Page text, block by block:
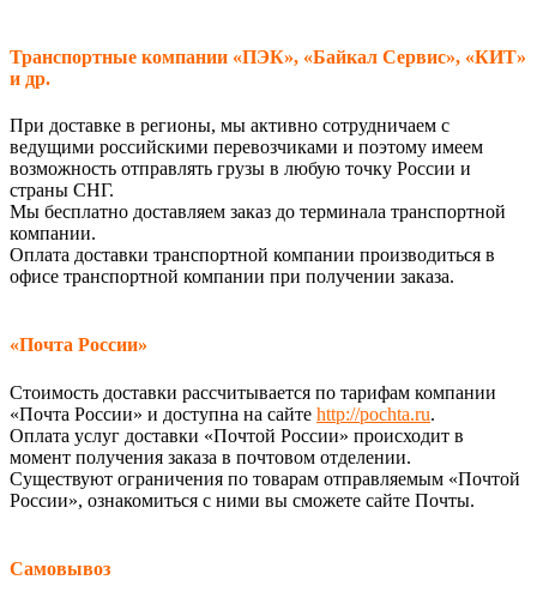
Транспортные компании «ПЭК», «Байкал Сервис», «КИТ»
и др.
При доставке в регионы, мы активно сотрудничаем с
ведущими российскими перевозчиками и поэтому имеем
возможность отправлять грузы в любую точку России и
страны СНГ.
Мы бесплатно доставляем заказ до терминала транспортной
компании.
Оплата доставки транспортной компании производиться в
офисе транспортной компании при получении заказа.
«Почта России»
Стоимость доставки рассчитывается по тарифам компании
«Почта России» и доступна на сайте http://pochta.ru.
Оплата услуг доставки «Почтой России» происходит в
момент получения заказа в почтовом отделении.
Существуют ограничения по товарам отправляемым «Почтой
России», ознакомиться с ними вы сможете сайте Почты.
Самовывоз